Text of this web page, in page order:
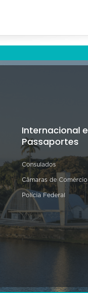
Internacional e
Passaportes
Consulados
Câmaras de Comércio
Polícia Federal